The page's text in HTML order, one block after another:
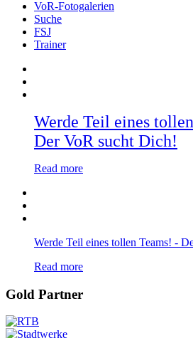
VoR-Fotogalerien
Suche
FSJ
Trainer
Werde Teil eines
Der VoR sucht Dich!
Read more
Werde Teil eines tollen Teams! -
Read more
Gold Partner